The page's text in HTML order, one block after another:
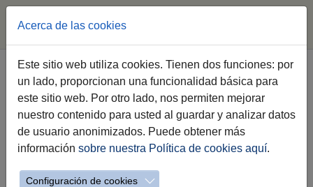
Saltar al contenido principal
El Ayuntamiento y Fundador dan a
conocer al sector gastronómico
Jerez Capital Española de la
Gastronomía en un evento
celebrado en Madrid
Acerca de las cookies
Este sitio web utiliza cookies. Tienen dos funciones: por
un lado, proporcionan una funcionalidad básica para
este sitio web. Por otro lado, nos permiten mejorar
nuestro contenido para usted al guardar y analizar datos
de usuario anonimizados. Puede obtener más
información sobre nuestra Política de cookies aquí.
Configuración de cookies